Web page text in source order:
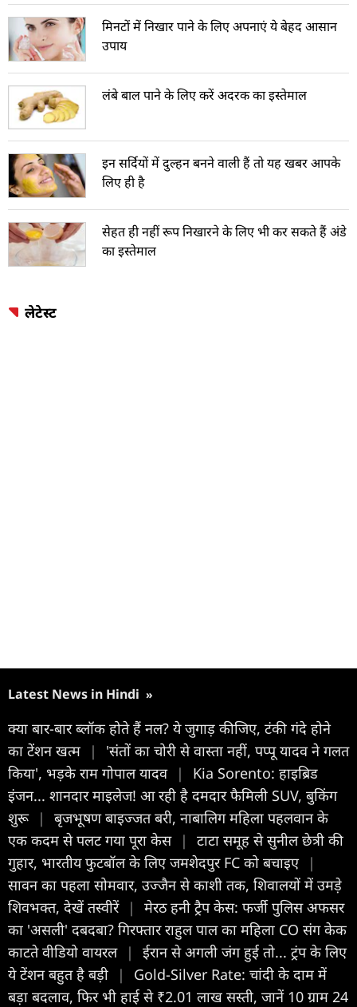
मिनटों में निखार पाने के लिए अपनाएं ये बेहद आसान
उपाय
लंबे बाल पाने के लिए करें अदरक का इस्तेमाल
इन सर्दियों में दुल्हन बनने वाली हैं तो यह खबर आपके
लिए ही है
सेहत ही नहीं रूप निखारने के लिए भी कर सकते हैं अंडे
का इस्तेमाल
लेटेस्ट
Latest News in Hindi »
क्या बार-बार ब्लॉक होते हैं नल? ये जुगाड़ कीजिए, टंकी गंदे होने
का टेंशन खत्म
|
'संतों का चोरी से वास्ता नहीं, पप्पू यादव ने गलत
किया', भड़के राम गोपाल यादव |
Kia Sorento: हाइब्रिड
इंजन... शानदार माइलेज! आ रही है दमदार फैमिली SUV, बुकिंग
शुरू |
बृजभूषण बाइज्जत बरी, नाबालिग महिला पहलवान के
एक कदम से पलट गया पूरा केस |
टाटा समूह से सुनील छेत्री की
गुहार, भारतीय फुटबॉल के लिए जमशेदपुर FC को बचाइए |
सावन का पहला सोमवार, उज्जैन से काशी तक, श‍िवालयों में उमड़े
श‍िवभक्त, देखें तस्वीरें |
मेरठ हनी ट्रैप केस: फर्जी पुलिस अफसर
का 'असली' दबदबा? गिरफ्तार राहुल पाल का महिला CO संग केक
काटते वीडियो वायरल |
ईरान से अगली जंग हुई तो... ट्रंप के लिए
ये टेंशन बहुत है बड़ी
|
Gold-Silver Rate: चांदी के दाम में
बड़ा बदलाव, फिर भी हाई से ₹2.01 लाख सस्ती, जानें 10 ग्राम 24